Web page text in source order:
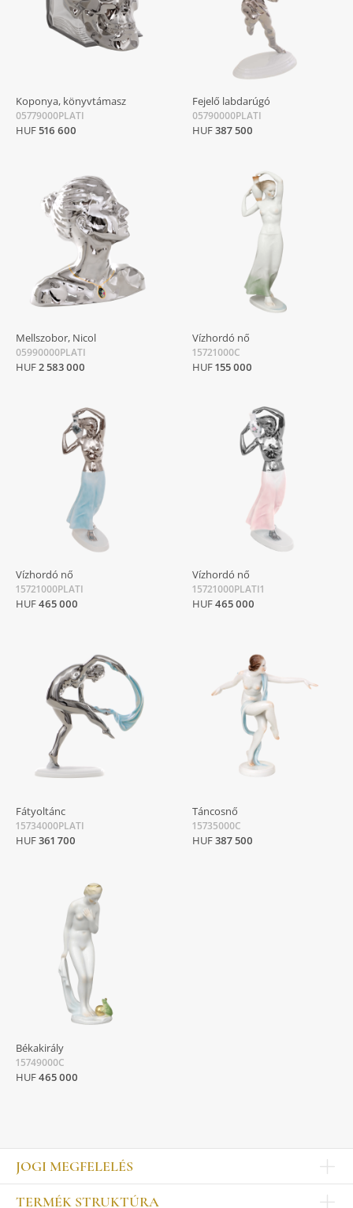
Koponya, könyvtámasz
05779000PLATI
HUF516 600
Fejelő labdarúgó
05790000PLATI
HUF387 500
Mellszobor, Nicol
05990000PLATI
HUF2 583 000
Vízhordó nő
15721000C
HUF155 000
Vízhordó nő
15721000PLATI
HUF465 000
Vízhordó nő
15721000PLATI1
HUF465 000
Fátyoltánc
15734000PLATI
HUF361 700
Táncosnő
15735000C
HUF387 500
Békakirály
15749000C
HUF465 000
JOGI MEGFELELÉS
Impresszum
TERMÉK STRUKTÚRA